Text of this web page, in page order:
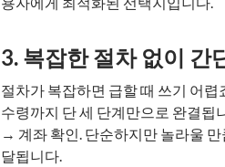
3. 복잡한 절차 없이 간
절차가 복잡하면 급할 때 쓰기 어렵
수령까지 단 세 단계만으로 완결됩
→ 계좌 확인. 단순하지만 놀라울
달됩니다.